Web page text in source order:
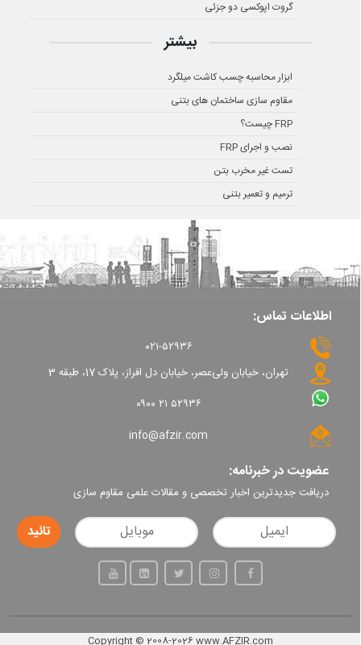
گروت اپوکسی دو جزئی
بیشتر
ابزار محاسبه چسب کاشت میلگرد
مقاوم سازی ساختمان های بتنی
FRP چیست؟
نصب و اجرای FRP
تست غیر مخرب بتن
ترمیم و تعمیر بتنی
اطلاعات تماس:
۰۲۱-۵۲۹۳۶
تهران، خیابان ولی‌عصر، خیابان دل افراز، پلاک 17، طبقه 3
۰۹۰۰ ۲۱ ۵۲۹۳۶
info@afzir.com
عضویت در خبرنامه:
دریافت جدیدترین اخبار تخصصی و مقالات علمی مقاوم سازی
Copyright ©2008-2026www.AFZIR.com